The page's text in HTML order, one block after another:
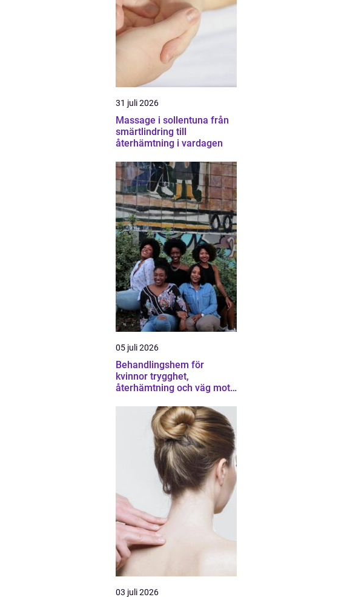
31 juli 2026
Massage i sollentuna från
smärtlindring till
återhämtning i vardagen
05 juli 2026
Behandlingshem för
kvinnor trygghet,
återhämtning och väg mot
03 juli 2026